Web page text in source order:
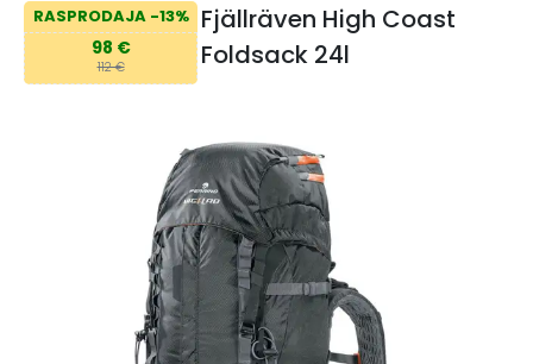
RASPRODAJA -13%
98 €
112 €
Fjällräven High Coast
Foldsack 24l